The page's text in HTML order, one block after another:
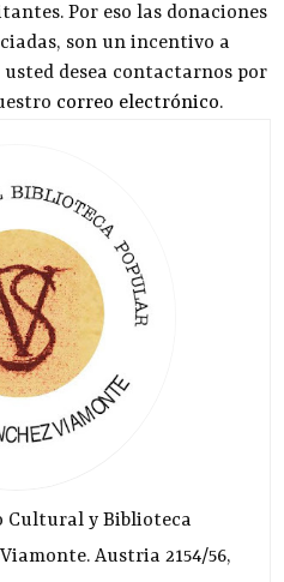
Por eso las donaciones
son un incentivo a
desea contactarnos por
correo electrónico.
Cultural y Biblioteca
Austria 2154/56,